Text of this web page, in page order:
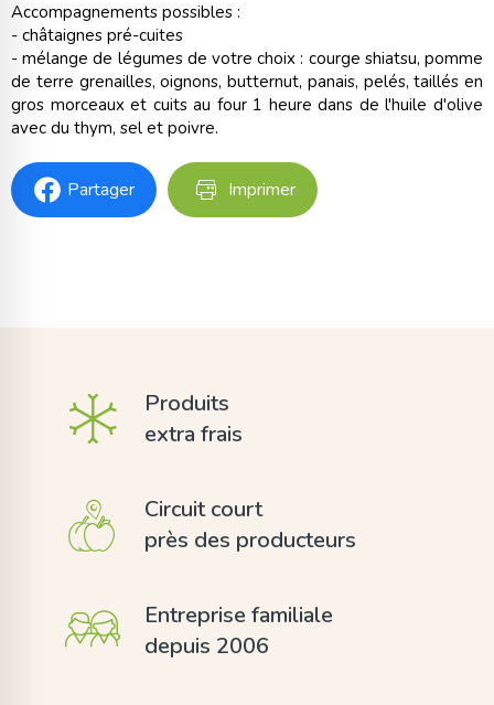
Accompagnements possibles :
- châtaignes pré-cuites
- mélange de légumes de votre choix : courge shiatsu, pomme
de terre grenailles, oignons, butternut, panais, pelés, taillés en
gros morceaux et cuits au four 1 heure dans de l'huile d'olive
avec du thym, sel et poivre.
Partager Imprimer
Produits
extra frais
Circuit court
près des producteurs
Entreprise familiale
depuis 2006